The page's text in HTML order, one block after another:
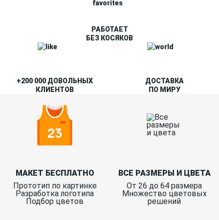
РАБОТАЕТ
БЕЗ КОСЯКОВ
+200 000 ДОВОЛЬНЫХ
КЛИЕНТОВ
ДОСТАВКА
ПО МИРУ
МАКЕТ БЕСПЛАТНО
Прототип по картинке
Разработка логотипа
Подбор цветов
ВСЕ РАЗМЕРЫ И ЦВЕТА
От 26 до 64 размера
Множество цветовых
решений